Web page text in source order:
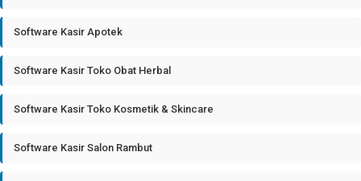
Software Kasir Apotek
Software Kasir Toko Obat Herbal
Software Kasir Toko Kosmetik & Skincare
Software Kasir Salon Rambut